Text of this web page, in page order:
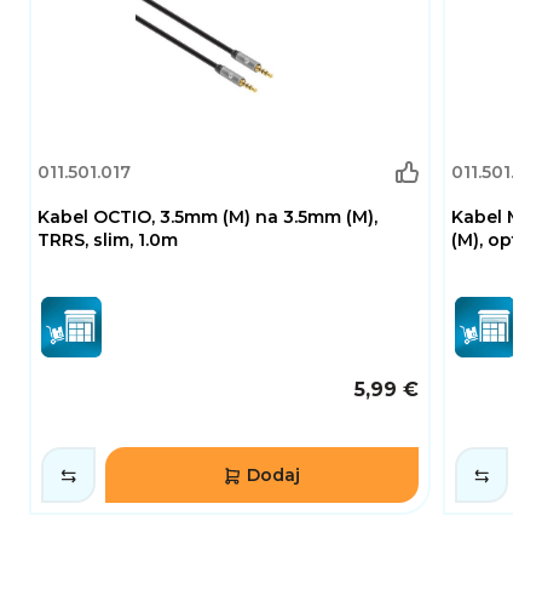
011.501.017
Kabel OCTIO, 3.5mm (M) na 3.5mm (M),
TRRS, slim, 1.0m
5,99 €
Dodaj
Kabel
(M),